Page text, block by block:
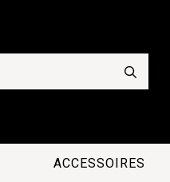
ACCESSOIRES